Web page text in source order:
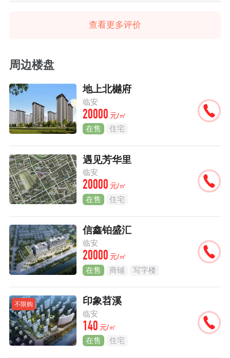
查看更多评价
周边楼盘
地上北樾府
临安
20000 元/㎡
在售 住宅
遇见芳华里
临安
20000 元/㎡
在售 住宅
信鑫铂盛汇
临安
20000 元/㎡
在售 商铺 写字楼
不限购 印象苕溪
临安
140 元/㎡
在售 住宅